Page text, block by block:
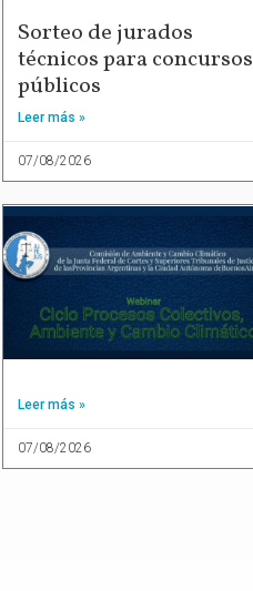
Sorteo de jurados
técnicos para concursos
públicos
Leer más »
07/08/2026
Leer más »
07/08/2026